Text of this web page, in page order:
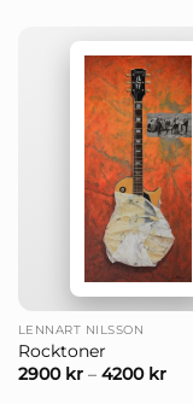
LENNART NILSSON
Rocktoner
2900 kr– 4200 kr